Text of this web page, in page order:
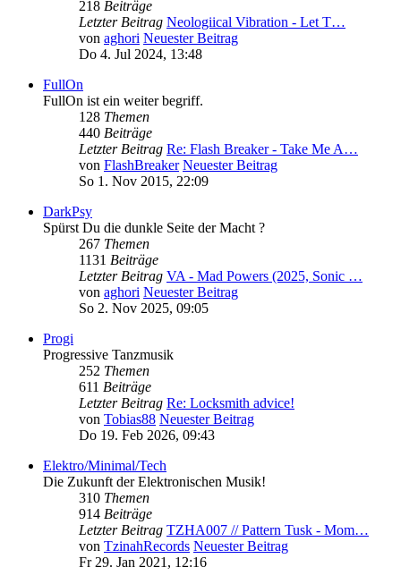
218 Beiträge
Letzter Beitrag Neologiical Vibration - Let T…
von aghori Neuester Beitrag
Do 4. Jul 2024, 13:48
FullOn
FullOn ist ein weiter begriff.
128 Themen
440 Beiträge
Letzter Beitrag Re: Flash Breaker - Take Me A…
von FlashBreaker Neuester Beitrag
So 1. Nov 2015, 22:09
DarkPsy
Spürst Du die dunkle Seite der Macht ?
267 Themen
1131 Beiträge
Letzter Beitrag VA - Mad Powers (2025, Sonic …
von aghori Neuester Beitrag
So 2. Nov 2025, 09:05
Progi
Progressive Tanzmusik
252 Themen
611 Beiträge
Letzter Beitrag Re: Locksmith advice!
von Tobias88 Neuester Beitrag
Do 19. Feb 2026, 09:43
Elektro/Minimal/Tech
Die Zukunft der Elektronischen Musik!
310 Themen
914 Beiträge
Letzter Beitrag TZHA007 // Pattern Tusk - Mom…
von TzinahRecords Neuester Beitrag
Fr 29. Jan 2021, 12:16